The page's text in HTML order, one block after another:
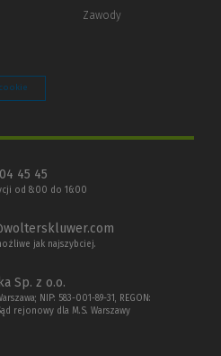
Zawody
45 45
od 8:00 do 16:00
jak najszybciej.
Sp. z o.o.
NIP: 583-001-89-31, REGON:
rejonowy dla M.S. Warszawy